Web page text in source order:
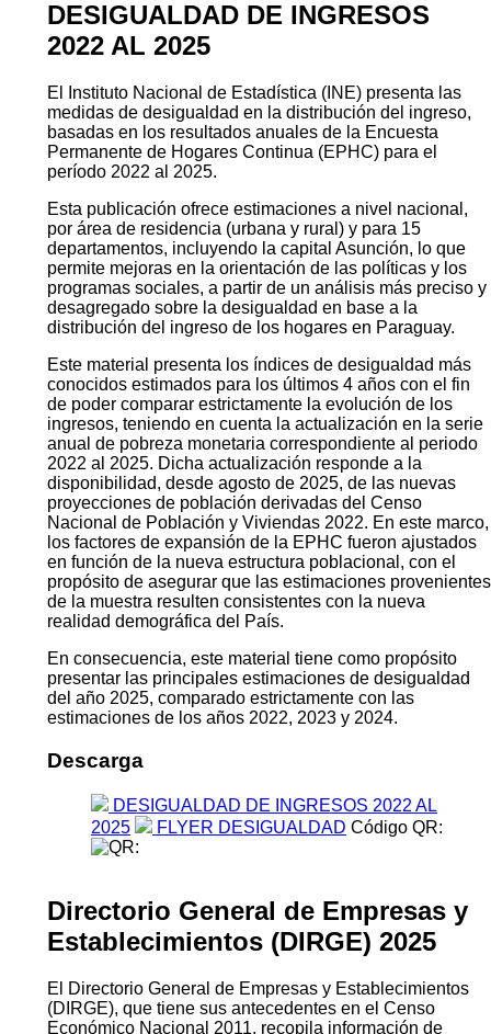
DESIGUALDAD DE INGRESOS
2022 AL 2025
El Instituto Nacional de Estadística (INE) presenta las
medidas de desigualdad en la distribución del ingreso,
basadas en los resultados anuales de la Encuesta
Permanente de Hogares Continua (EPHC) para el
período 2022 al 2025.
Esta publicación ofrece estimaciones a nivel nacional,
por área de residencia (urbana y rural) y para 15
departamentos, incluyendo la capital Asunción, lo que
permite mejoras en la orientación de las políticas y los
programas sociales, a partir de un análisis más preciso y
desagregado sobre la desigualdad en base a la
distribución del ingreso de los hogares en Paraguay.
Este material presenta los índices de desigualdad más
conocidos estimados para los últimos 4 años con el fin
de poder comparar estrictamente la evolución de los
ingresos, teniendo en cuenta la actualización en la serie
anual de pobreza monetaria correspondiente al periodo
2022 al 2025. Dicha actualización responde a la
disponibilidad, desde agosto de 2025, de las nuevas
proyecciones de población derivadas del Censo
Nacional de Población y Viviendas 2022. En este marco,
los factores de expansión de la EPHC fueron ajustados
en función de la nueva estructura poblacional, con el
propósito de asegurar que las estimaciones provenientes
de la muestra resulten consistentes con la nueva
realidad demográfica del País.
En consecuencia, este material tiene como propósito
presentar las principales estimaciones de desigualdad
del año 2025, comparado estrictamente con las
estimaciones de los años 2022, 2023 y 2024.
Descarga
DESIGUALDAD DE INGRESOS 2022 AL
2025
FLYER DESIGUALDAD Código QR:
Directorio General de Empresas y
Establecimientos (DIRGE) 2025
El Directorio General de Empresas y Establecimientos
(DIRGE), que tiene sus antecedentes en el Censo
Económico Nacional 2011, recopila información de